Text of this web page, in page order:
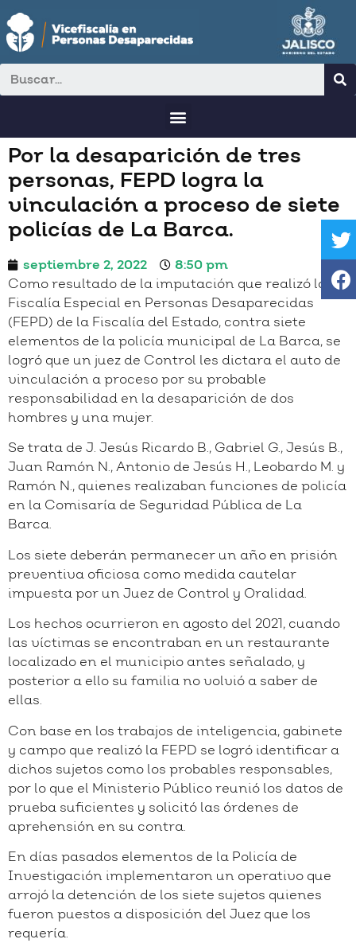
Por la desaparición de tres
personas, FEPD logra la
vinculación a proceso de siete
policías de La Barca.
septiembre 2, 2022
8:50 pm
Como resultado de la imputación que realizó la
Fiscalía Especial en Personas Desaparecidas
(FEPD) de la Fiscalía del Estado, contra siete
elementos de la policía municipal de La Barca, se
logró que un juez de Control les dictara el auto de
vinculación a proceso por su probable
responsabilidad en la desaparición de dos
hombres y una mujer.
Se trata de J. Jesús Ricardo B., Gabriel G., Jesús B.,
Juan Ramón N., Antonio de Jesús H., Leobardo M. y
Ramón N., quienes realizaban funciones de policía
en la Comisaría de Seguridad Pública de La
Barca.
Los siete deberán permanecer un año en prisión
preventiva oficiosa como medida cautelar
impuesta por un Juez de Control y Oralidad.
Los hechos ocurrieron en agosto del 2021, cuando
las víctimas se encontraban en un restaurante
localizado en el municipio antes señalado, y
posterior a ello su familia no volvió a saber de
ellas.
Con base en los trabajos de inteligencia, gabinete
y campo que realizó la FEPD se logró identificar a
dichos sujetos como los probables responsables,
por lo que el Ministerio Público reunió los datos de
prueba suficientes y solicitó las órdenes de
aprehensión en su contra.
En días pasados elementos de la Policía de
Investigación implementaron un operativo que
arrojó la detención de los siete sujetos quienes
fueron puestos a disposición del Juez que los
requería.